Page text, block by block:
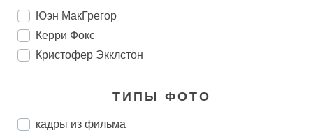
Юэн МакГрегор
Керри Фокс
Кристофер Экклстон
ТИПЫ ФОТО
кадры из фильма